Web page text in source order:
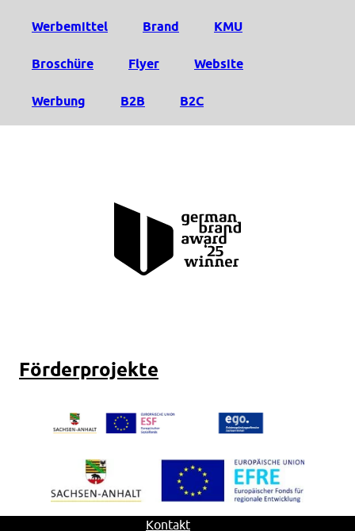
Werbemittel Brand KMU
Broschüre Flyer Website
Werbung B2B B2C
Förderprojekte
Kontakt